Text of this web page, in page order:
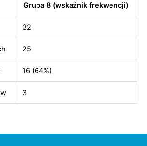
Grupa 8 (wskaźnik frekwencji)
32
25
16 (64%)
3